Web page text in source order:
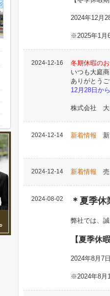
2024年12月
※2025年1月
2024-12-16
冬期休暇の
いつも大庭
ありがとう
12月28日か
株式会社 大
2024-12-14 新着情報
2024-12-14 新着情報 売
2024-08-02 ＊夏季
弊社では、
【夏季休
2024年8月7
※2024年8月